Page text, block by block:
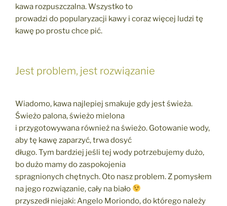
kawa rozpuszczalna. Wszystko to
prowadzi do popularyzacji kawy i coraz więcej ludzi tę
kawę po prostu chce pić.
Jest problem, jest rozwiązanie
Wiadomo, kawa najlepiej smakuje gdy jest świeża.
Świeżo palona, świeżo mielona
i przygotowywana również na świeżo. Gotowanie wody,
aby tę kawę zaparzyć, trwa dosyć
długo. Tym bardziej jeśli tej wody potrzebujemy dużo,
bo dużo mamy do zaspokojenia
spragnionych chętnych. Oto nasz problem. Z pomysłem
na jego rozwiązanie, cały na biało
przyszedł niejaki: Angelo Moriondo, do którego należy